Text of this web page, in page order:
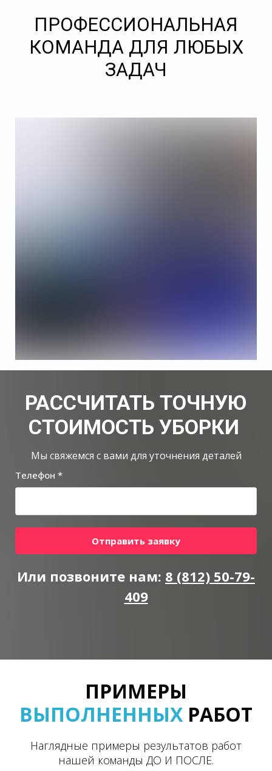
ПРОФЕССИОНАЛЬНАЯ
КОМАНДА ДЛЯ ЛЮБЫХ
ЗАДАЧ
РАССЧИТАТЬ ТОЧНУЮ
СТОИМОСТЬ УБОРКИ
Мы свяжемся с вами для уточнения деталей
Телефон *
Отправить заявку
Или позвоните нам: 8 (812) 50-79-
409
ПРИМЕРЫ
ВЫПОЛНЕННЫХ РАБОТ
Наглядные примеры результатов работ
нашей команды ДО И ПОСЛЕ.